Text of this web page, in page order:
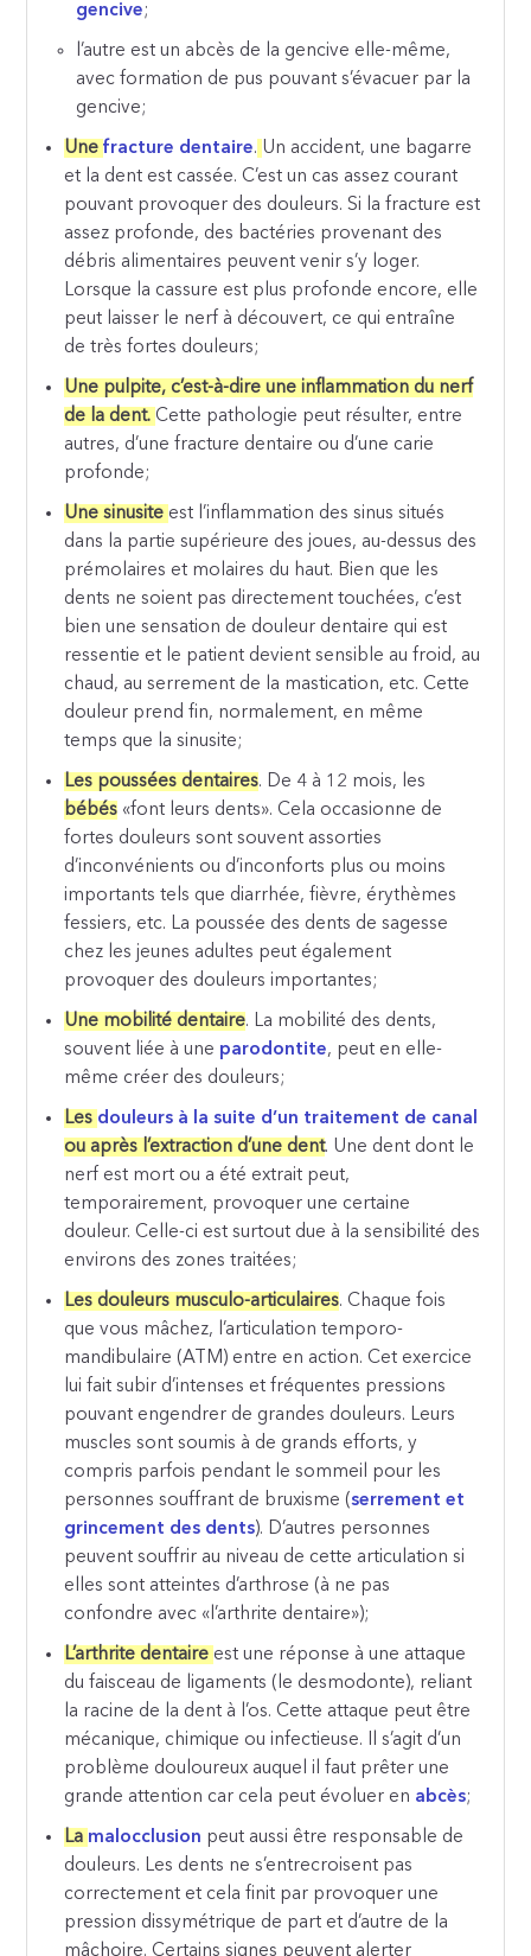
gencive;
l’autre est un abcès de la gencive elle-même,
avec formation de pus pouvant s’évacuer par la
gencive;
Unefracture dentaire. Un accident, une bagarre
et la dent est cassée. C’est un cas assez courant
pouvant provoquer des douleurs. Si la fracture est
assez profonde, des bactéries provenant des
débris alimentaires peuvent venir s’y loger.
Lorsque la cassure est plus profonde encore, elle
peut laisser le nerf à découvert, ce qui entraîne
de très fortes douleurs;
Une pulpite, c’est-à-dire une inflammation du nerf
de la dent. Cette pathologie peut résulter, entre
autres, d’une fracture dentaire ou d’une carie
profonde;
Une sinusite est l’inflammation des sinus situés
dans la partie supérieure des joues, au-dessus des
prémolaires et molaires du haut. Bien que les
dents ne soient pas directement touchées, c’est
bien une sensation de douleur dentaire qui est
ressentie et le patient devient sensible au froid, au
chaud, au serrement de la mastication, etc. Cette
douleur prend fin, normalement, en même
temps que la sinusite;
Les poussées dentaires. De 4 à 12 mois, les
bébés «font leurs dents». Cela occasionne de
fortes douleurs sont souvent assorties
d’inconvénients ou d’inconforts plus ou moins
importants tels que diarrhée, fièvre, érythèmes
fessiers, etc. La poussée des dents de sagesse
chez les jeunes adultes peut également
provoquer des douleurs importantes;
Une mobilité dentaire. La mobilité des dents,
souvent liée à une parodontite, peut en elle-
même créer des douleurs;
Les douleurs à la suite d’un traitement de canal
ou après l’extraction d’une dent. Une dent dont le
nerf est mort ou a été extrait peut,
temporairement, provoquer une certaine
douleur. Celle-ci est surtout due à la sensibilité des
environs des zones traitées;
Les douleurs musculo-articulaires. Chaque fois
que vous mâchez, l’articulation temporo-
mandibulaire (ATM) entre en action. Cet exercice
lui fait subir d’intenses et fréquentes pressions
pouvant engendrer de grandes douleurs. Leurs
muscles sont soumis à de grands efforts, y
compris parfois pendant le sommeil pour les
personnes souffrant de bruxisme (serrement et
grincement des dents). D’autres personnes
peuvent souffrir au niveau de cette articulation si
elles sont atteintes d’arthrose (à ne pas
confondre avec «l’arthrite dentaire»);
L’arthrite dentaire est une réponse à une attaque
du faisceau de ligaments (le desmodonte), reliant
la racine de la dent à l’os. Cette attaque peut être
mécanique, chimique ou infectieuse. Il s’agit d’un
problème douloureux auquel il faut prêter une
grande attention car cela peut évoluer en abcès;
La malocclusion peut aussi être responsable de
douleurs. Les dents ne s’entrecroisent pas
correctement et cela finit par provoquer une
pression dissymétrique de part et d’autre de la
mâchoire. Certains signes peuvent alerter